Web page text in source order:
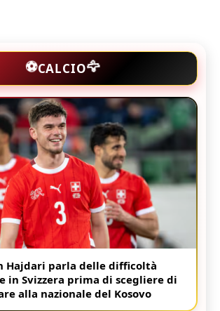
⚽CALCIO🦅
Hajdari parla delle difficoltà
in Svizzera prima di scegliere di
alla nazionale del Kosovo